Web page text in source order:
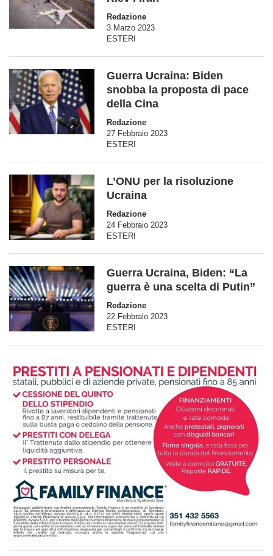
Redazione
3 Marzo 2023
ESTERI
Guerra Ucraina: Biden
snobba la proposta di pace
della Cina
Redazione
27 Febbraio 2023
ESTERI
L’ONU per la risoluzione
Ucraina
Redazione
24 Febbraio 2023
ESTERI
Guerra Ucraina, Biden: “La
guerra è una scelta di Putin”
Redazione
22 Febbraio 2023
ESTERI